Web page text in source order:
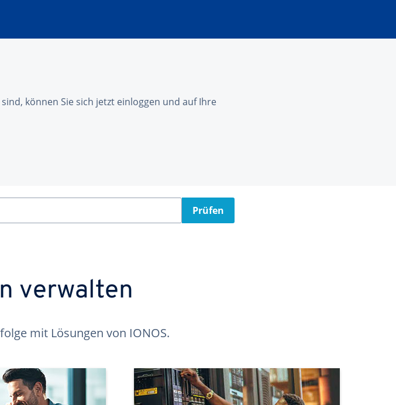
können Sie sich jetzt einloggen und auf Ihre
Prüfen
verwalten
mit Lösungen von IONOS.